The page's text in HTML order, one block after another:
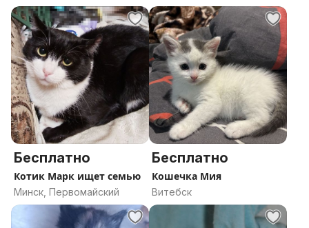
Бесплатно
Котик Марк ищет семью
Минск, Первомайский
Бесплатно
Кошечка Мия
Витебск